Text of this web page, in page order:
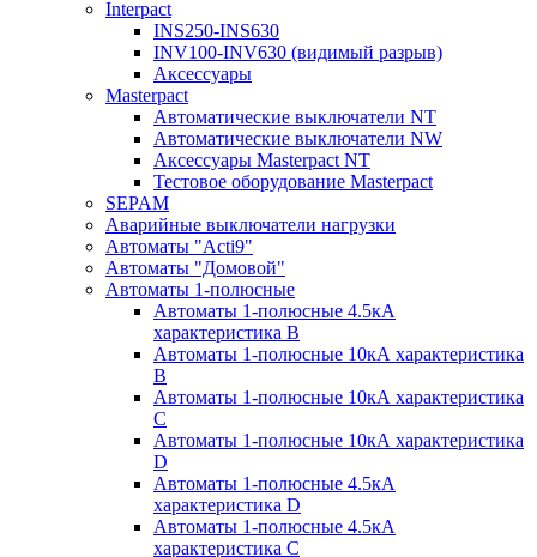
Interpact
INS250-INS630
INV100-INV630 (видимый разрыв)
Аксессуары
Masterpact
Автоматические выключатели NT
Автоматические выключатели NW
Аксессуары Masterpact NT
Тестовое оборудование Masterpact
SEPAM
Аварийные выключатели нагрузки
Автоматы "Acti9"
Автоматы "Домовой"
Автоматы 1-полюсные
Автоматы 1-полюсные 4.5кА
характеристика В
Автоматы 1-полюсные 10кА характеристика
B
Автоматы 1-полюсные 10кА характеристика
C
Автоматы 1-полюсные 10кА характеристика
D
Автоматы 1-полюсные 4.5кА
характеристика D
Автоматы 1-полюсные 4.5кА
характеристика С